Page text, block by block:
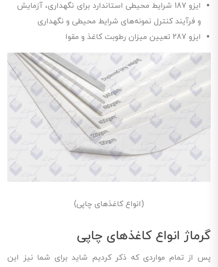
ایزو 187 شرایط محیطی استاندارد برای نگهداری، آزمایش
و فرآیند کنترل نمونه‌های شرایط محیطی و نگهداری
ایزو 287 تعیین میزان رطوبت کاغذ و مقوا
(انواع کاغذهای چاپی)
گرماژ انواع کاغذهای چاپی
پس از تمام مواردی که ذکر کردیم شاید برای شما نیز این